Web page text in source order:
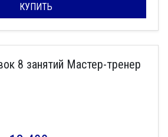
КУПИТЬ
8 занятий Мастер-тренер